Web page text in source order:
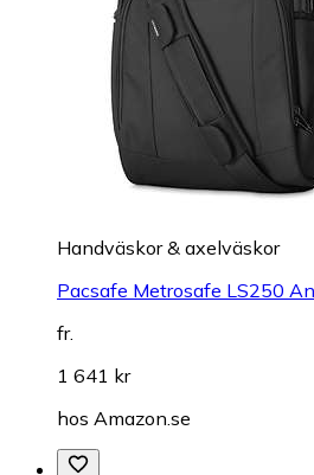
Handväskor & axelväskor
Pacsafe Metrosafe LS250
fr.
1 641 kr
hos Amazon.se